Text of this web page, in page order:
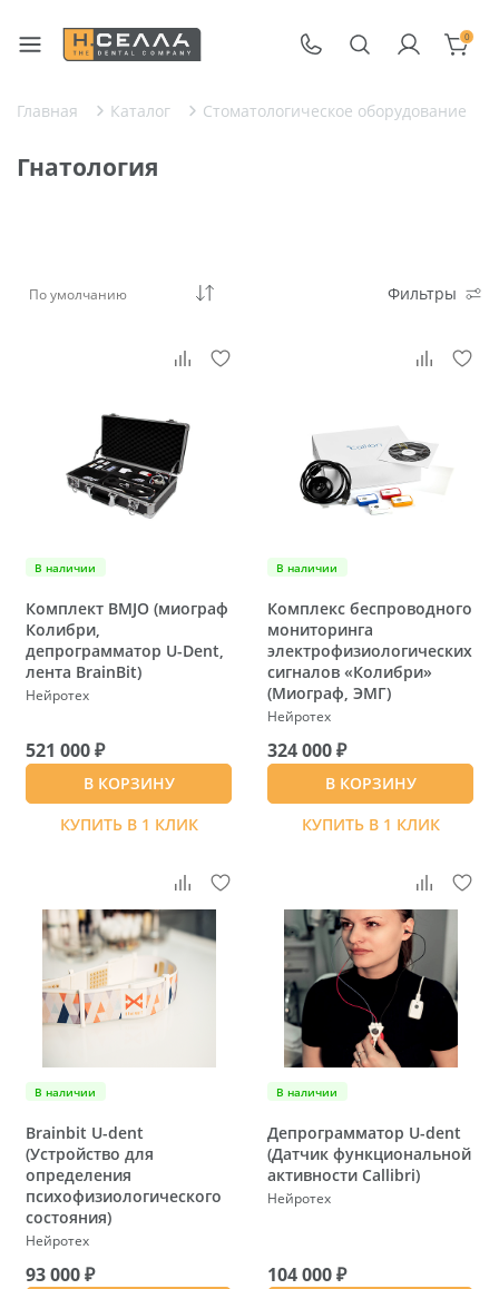
0
Главная Каталог Стоматологическое оборудование
Гнатология
Фильтры
В наличии
Комплект BMJO (миограф
Колибри,
депрограмматор U-Dent,
лента BrainBit)
Нейротех
521 000 ₽
В КОРЗИНУ
КУПИТЬ В 1 КЛИК
В наличии
Комплекс беспроводного
мониторинга
электрофизиологических
сигналов «Колибри»
(Миограф, ЭМГ)
Нейротех
324 000 ₽
В КОРЗИНУ
КУПИТЬ В 1 КЛИК
В наличии
Brainbit U-dent
(Устройство для
определения
психофизиологического
состояния)
Нейротех
93 000 ₽
В наличии
Депрограмматор U-dent
(Датчик функциональной
активности Callibri)
Нейротех
104 000 ₽